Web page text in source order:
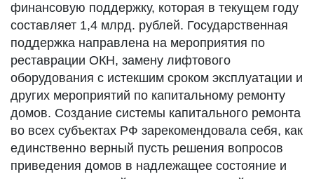
финансовую поддержку, которая в текущем году
составляет 1,4 млрд. рублей. Государственная
поддержка направлена на мероприятия по
реставрации ОКН, замену лифтового
оборудования с истекшим сроком эксплуатации и
других мероприятий по капитальному ремонту
домов. Создание системы капитального ремонта
во всех субъектах РФ зарекомендовала себя, как
единственно верный пусть решения вопросов
приведения домов в надлежащее состояние и